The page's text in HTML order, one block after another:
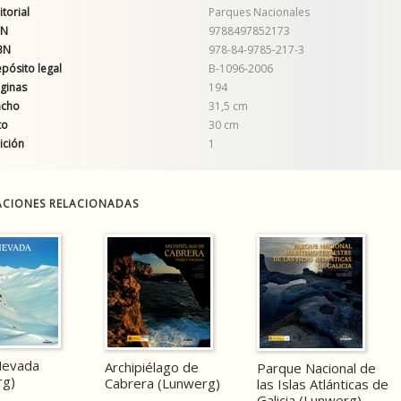
Parques Nacionales
9788497852173
978-84-9785-217-3
legal
B-1096-2006
194
31,5 cm
30 cm
1
RELACIONADAS
Archipiélago de
Cabrera (Lunwerg)
Parque Nacional de
las Islas Atlánticas de